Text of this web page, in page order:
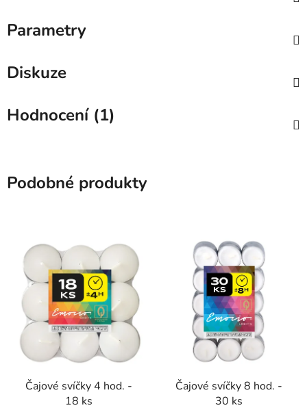
Parametry
Diskuze
Hodnocení (1)
Podobné produkty
Čajové svíčky 4 hod. -
18 ks
Čajové svíčky 8 hod. -
30 ks